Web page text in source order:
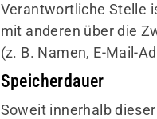
Verantwortliche Stelle
mit anderen über die
(z. B. Namen, E-Mail-
Speicherdauer
Soweit innerhalb